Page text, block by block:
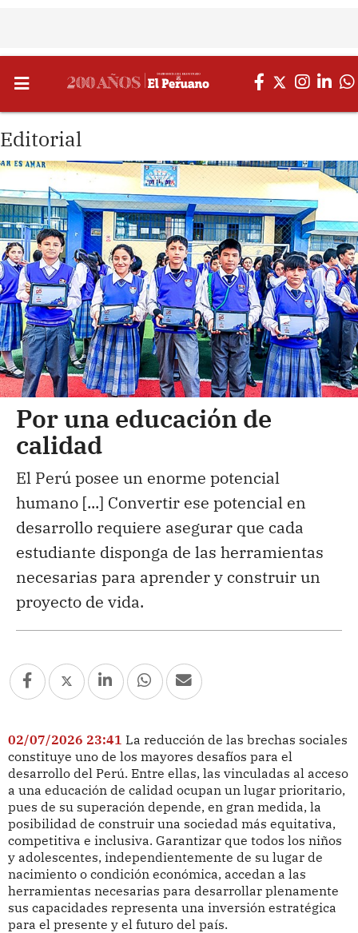
Editorial
Por una educación de
calidad
El Perú posee un enorme potencial
humano [...] Convertir ese potencial en
desarrollo requiere asegurar que cada
estudiante disponga de las herramientas
necesarias para aprender y construir un
proyecto de vida.
02/07/2026 23:41 La reducción de las brechas sociales
constituye uno de los mayores desafíos para el
desarrollo del Perú. Entre ellas, las vinculadas al acceso
a una educación de calidad ocupan un lugar prioritario,
pues de su superación depende, en gran medida, la
posibilidad de construir una sociedad más equitativa,
competitiva e inclusiva. Garantizar que todos los niños
y adolescentes, independientemente de su lugar de
nacimiento o condición económica, accedan a las
herramientas necesarias para desarrollar plenamente
sus capacidades representa una inversión estratégica
para el presente y el futuro del país.